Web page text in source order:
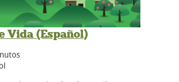
Vida (Español)
de duración: